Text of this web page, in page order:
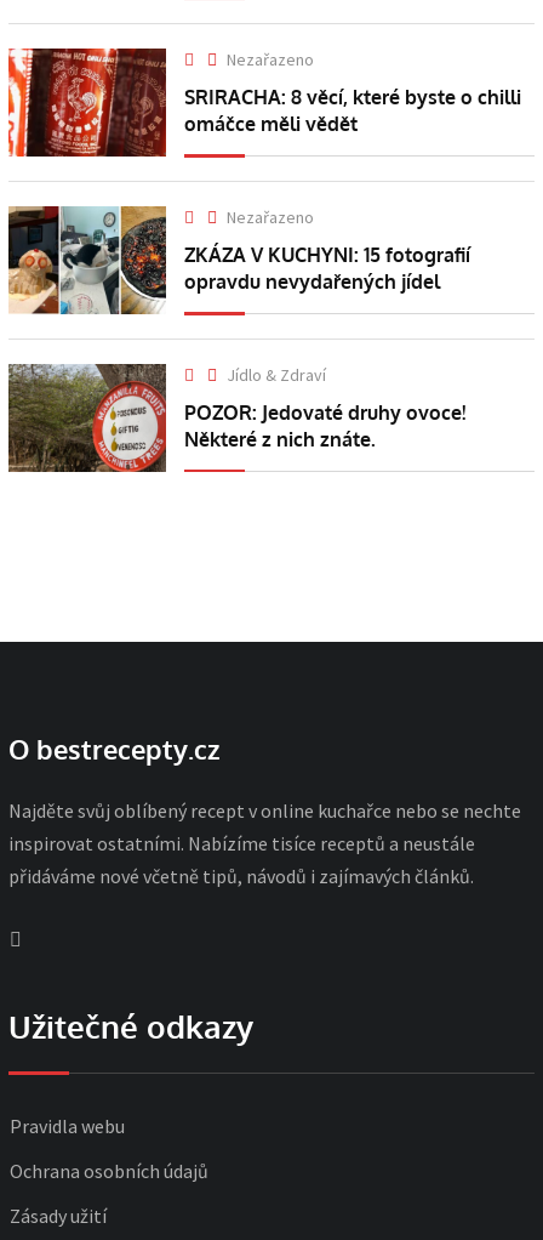
Nezařazeno
SRIRACHA: 8 věcí, které byste o chilli
omáčce měli vědět
Nezařazeno
ZKÁZA V KUCHYNI: 15 fotografií
opravdu nevydařených jídel
Jídlo & Zdraví
POZOR: Jedovaté druhy ovoce!
Některé z nich znáte.
O bestrecepty.cz
Najděte svůj oblíbený recept v online kuchařce nebo se nechte
inspirovat ostatními. Nabízíme tisíce receptů a neustále
přidáváme nové včetně tipů, návodů i zajímavých článků.
Užitečné odkazy
Pravidla webu
Ochrana osobních údajů
Zásady užití